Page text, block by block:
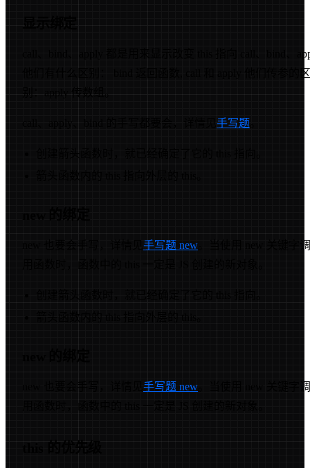
显示绑定
call、bind、apply 都是用来显示改变 this 指向 call、bind、
他们有什么区别： bind 返回函数, call 和 apply 他们传参的区
别：apply 传数组。
call、apply、bind 的手写都要会，详情见 手写题
创建箭头函数时，就已经确定了它的 this 指向。
箭头函数内的 this 指向外层的 this。
new 的绑定
new 也要会手写，详情见 手写题 new 。当使用 new 关键字调
用函数时，函数中的 this 一定是 JS 创建的新对象。
创建箭头函数时，就已经确定了它的 this 指向。
箭头函数内的 this 指向外层的 this。
new 的绑定
new 也要会手写，详情见 手写题 new 。当使用 new 关键字调
用函数时，函数中的 this 一定是 JS 创建的新对象。
this 的优先级